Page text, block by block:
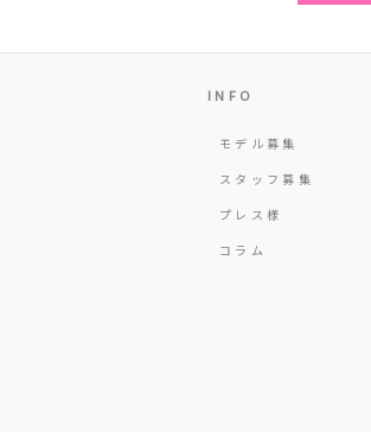
INFO
モデル募集
スタッフ募集
プレス様
コラム